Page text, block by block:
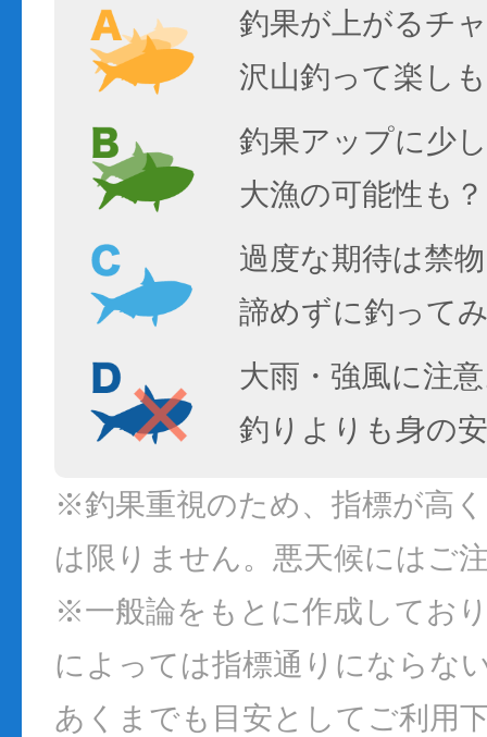
釣果が上がるチ
沢山釣って楽し
釣果アップに少
大漁の可能性も？
過度な期待は禁
諦めずに釣って
大雨・強風に注
釣りよりも身の
※釣果重視のため、指標が高
は限りません。悪天候にはご
※一般論をもとに作成してお
によっては指標通りにならな
あくまでも目安としてご利用